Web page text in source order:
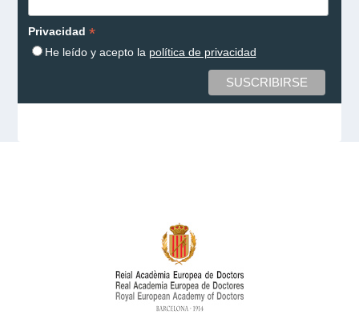
Privacidad *
He leído y acepto la política de privacidad